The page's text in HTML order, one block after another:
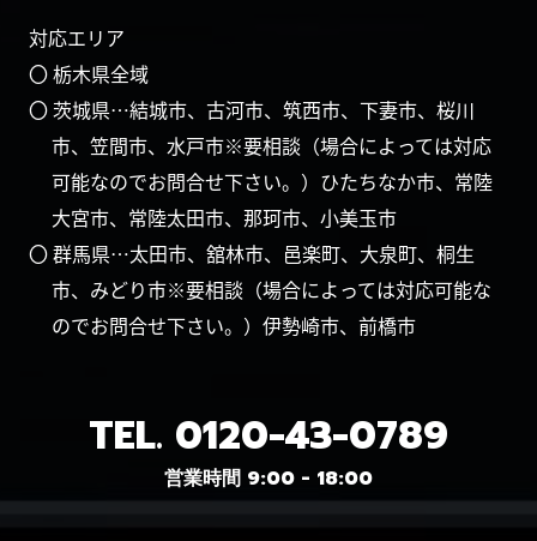
対応エリア
〇 栃木県全域
〇 茨城県…結城市、古河市、筑西市、下妻市、桜川
市、笠間市、水戸市※要相談（場合によっては対応
可能なのでお問合せ下さい。）ひたちなか市、常陸
大宮市、常陸太田市、那珂市、小美玉市
〇 群馬県…太田市、舘林市、邑楽町、大泉町、桐生
市、みどり市※要相談（場合によっては対応可能な
のでお問合せ下さい。）伊勢崎市、前橋市
TEL. 0120-43-0789
営業時間 9:00 - 18:00